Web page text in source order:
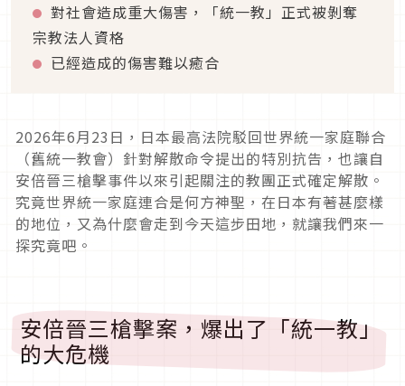
對社會造成重大傷害，「統一教」正式被剝奪
宗教法人資格
已經造成的傷害難以癒合
2026年6月23 日，日本最高法院駁回世界統一家庭聯合
（舊統一教會）針對解散命令提出的特別抗告，也讓自
安倍晉三槍擊事件以來引起關注的教團正式確定解散。
究竟世界統一家庭連合是何方神聖，在日本有著甚麼樣
的地位，又為什麼會走到今天這步田地，就讓我們來一
探究竟吧。
安倍晉三槍擊案，爆出了「統一教」
的大危機